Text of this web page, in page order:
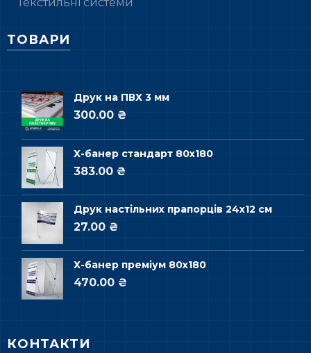
ТОВАРИ
Друк на ПВХ 3 мм
300.00 ₴
Х-банер стандарт 80х180
383.00 ₴
Друк настільних прапорців 24х12 см
27.00 ₴
Х-банер преміум 80х180
470.00 ₴
КОНТАКТИ